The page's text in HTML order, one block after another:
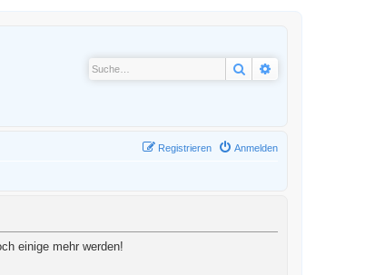
Suche
Anmelden
Registrieren
einige mehr werden!